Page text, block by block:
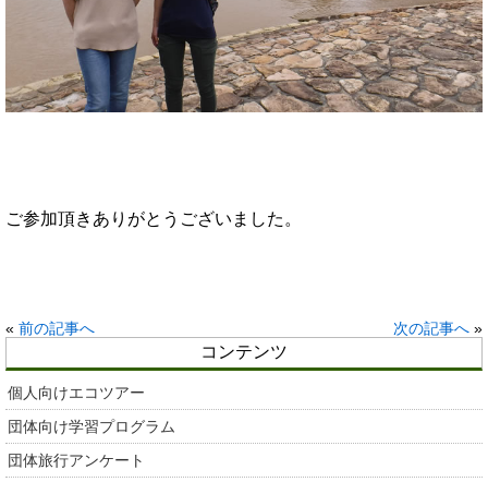
ご参加頂きありがとうございました。
« 前の記事へ 次の記事へ »
コンテンツ
個人向けエコツアー
団体向け学習プログラム
団体旅行アンケート